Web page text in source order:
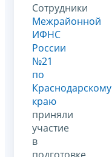
Сотрудники
Межрайонной
ИФНС
России
№21
по
Краснодарскому
краю
приняли
участие
в